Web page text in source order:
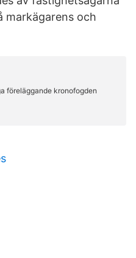
markägarens och